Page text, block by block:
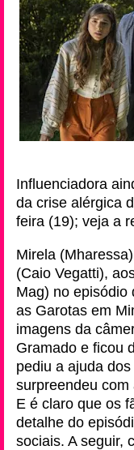
Influenciadora
da crise alérgica
feira (19); veja a
Mirela
(Caio Vegatti),
Mag) no episódio
as Garotas em
imagens da
Gramado e ficou
pediu a ajuda
surpreendeu
E é claro que os
detalhe do
sociais. A seguir,